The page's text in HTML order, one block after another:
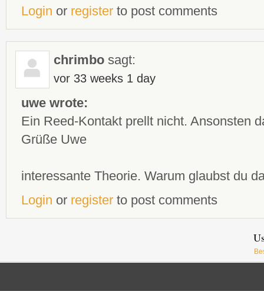
Login or register to post comments
chrimbo sagt:
vor 33 weeks 1 day
uwe wrote:
Ein Reed-Kontakt prellt nicht. Ansonsten
Grüße Uwe
interessante Theorie. Warum glaubst du
Login or register to post comments